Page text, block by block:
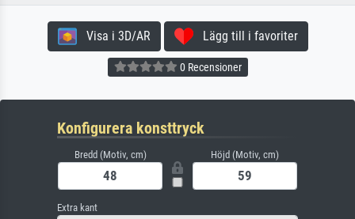
Visa i 3D/AR Lägg till i favoriter
0 Recensioner
Konfigurera konsttryck
Bredd (Motiv, cm) Höjd (Motiv, cm)
Extra kant